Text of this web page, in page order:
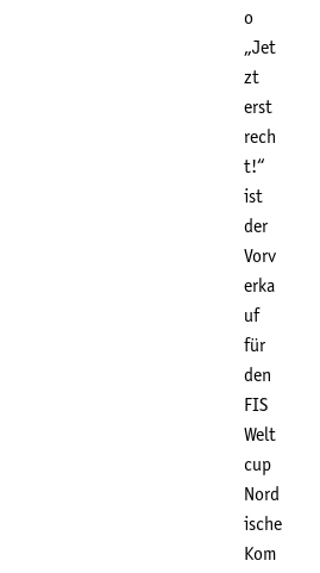
o
„Jet
zt
erst
rech
t!“
ist
der
Vorv
erka
uf
für
den
FIS
Welt
cup
Nord
ische
Kom